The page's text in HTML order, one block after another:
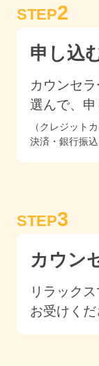
STEP2
申し込
カウンセ
選んで、申
（クレジット
決済・銀行振込
STEP3
カウン
リラック
お受けくだ